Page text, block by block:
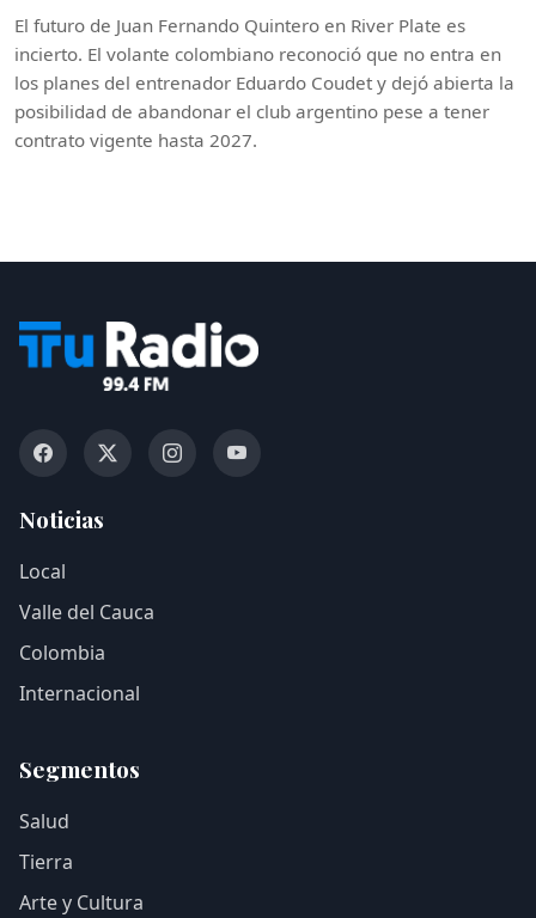
El futuro de Juan Fernando Quintero en River Plate es
incierto. El volante colombiano reconoció que no entra en
los planes del entrenador Eduardo Coudet y dejó abierta la
posibilidad de abandonar el club argentino pese a tener
contrato vigente hasta 2027.
Noticias
Local
Valle del Cauca
Colombia
Internacional
Segmentos
Salud
Tierra
Arte y Cultura